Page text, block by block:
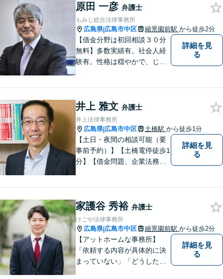
原田 一彦 弁護士
もみじ総合法律事務所
広島県|広島市中区 縮景園前駅 から徒歩2分
【借金分野は初回相談３０分
無料】多数実績有。社会人経
験有。性格は穏やかで、じっ
詳細を見
る
井上 雅文 弁護士
井上法律事務所
広島県|広島市中区 土橋駅 から徒歩1分
【土日・夜間の相談可能（要
事前予約）】【土橋電停徒歩1
分】【借金問題、企業法務、
件を多く取り扱っておりま
す。お気軽に問い合わせくだ
さい。
詳細を見
る
家護谷 秀裕 弁護士
けごや法律事務所
広島県|広島市中区 縮景園前駅 から徒歩2分
【アットホームな事務所】
「依頼する内容が具体的に決
まっていない」「どうしたら
詳細を見
る